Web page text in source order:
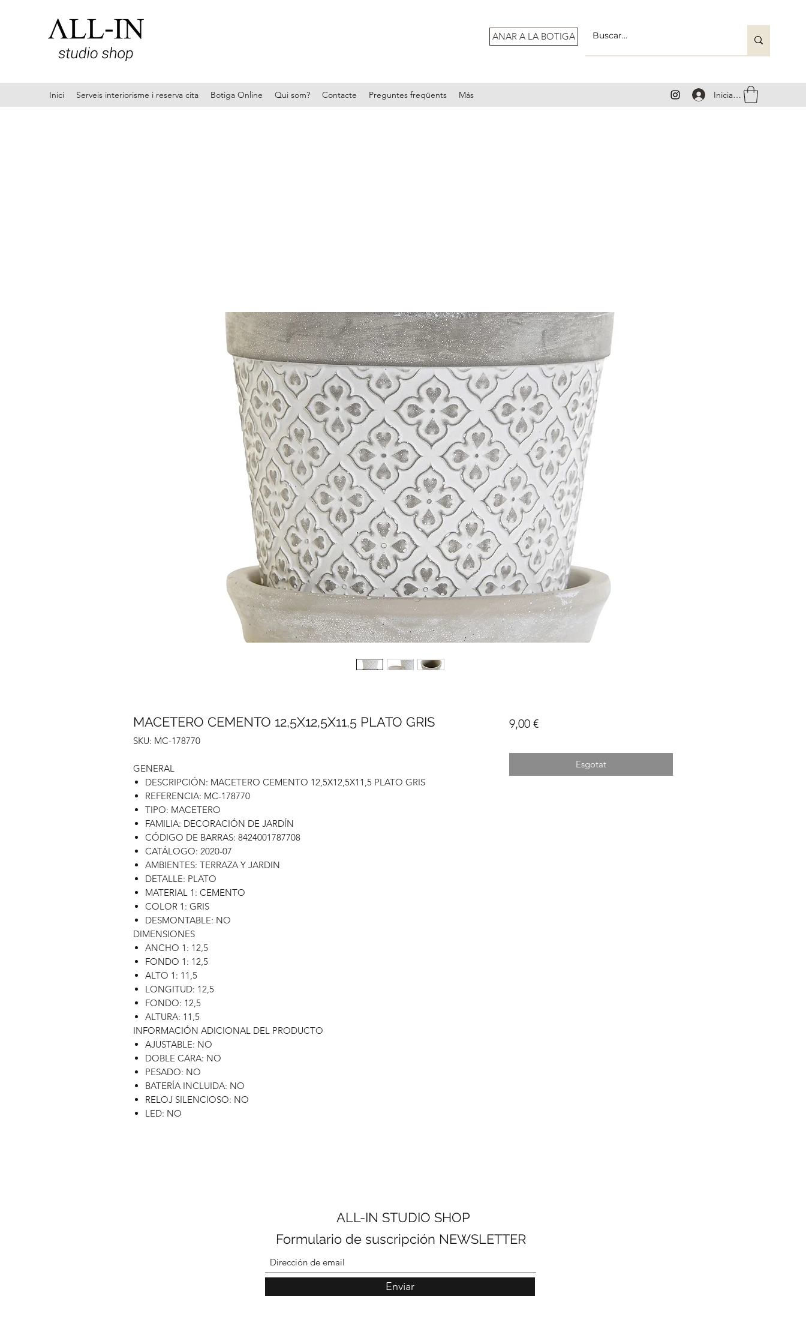
ANAR A LA BOTIGA
Inici Serveis interiorisme i reserva cita Botiga Online Qui som? Contacte Preguntes freqüents Más Inicia la sessió
MACETERO CEMENTO 12,5X12,5X11,5 PLATO GRIS
SKU: MC-178770
GENERAL
DESCRIPCIÓN: MACETERO CEMENTO 12,5X12,5X11,5 PLATO GRIS
REFERENCIA: MC-178770
TIPO: MACETERO
FAMILIA: DECORACIÓN DE JARDÍN
CÓDIGO DE BARRAS: 8424001787708
CATÁLOGO: 2020-07
AMBIENTES: TERRAZA Y JARDIN
DETALLE: PLATO
MATERIAL 1: CEMENTO
COLOR 1: GRIS
DESMONTABLE: NO
DIMENSIONES
ANCHO 1: 12,5
FONDO 1: 12,5
ALTO 1: 11,5
LONGITUD: 12,5
FONDO: 12,5
ALTURA: 11,5
INFORMACIÓN ADICIONAL DEL PRODUCTO
AJUSTABLE: NO
DOBLE CARA: NO
PESADO: NO
BATERÍA INCLUIDA: NO
RELOJ SILENCIOSO: NO
LED: NO
9,00 €Price
Esgotat
ALL-IN STUDIO SHOP
Formulario de suscripción NEWSLETTER
Enviar